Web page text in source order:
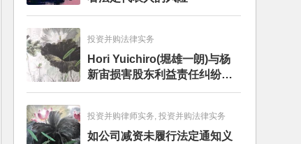
投资并购法律实务
Hori Yuichiro(堀雄一朗)与杨
新宙损害股东利益责任纠纷二
审案件二审民事判决书
投资并购律师实务, 投资并购法律实务
如公司减资未履行法定通知义